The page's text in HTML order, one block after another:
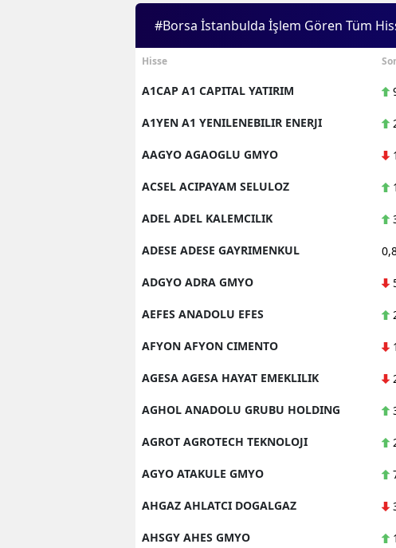
#Borsa İstanbulda İşlem Gören Tüm
Hisse
A1CAP A1 CAPITAL YATIRIM
A1YEN A1 YENILENEBILIR ENERJI
AAGYO AGAOGLU GMYO
ACSEL ACIPAYAM SELULOZ
ADEL ADEL KALEMCILIK
ADESE ADESE GAYRIMENKUL
ADGYO ADRA GMYO
AEFES ANADOLU EFES
AFYON AFYON CIMENTO
AGESA AGESA HAYAT EMEKLILIK
AGHOL ANADOLU GRUBU HOLDING
AGROT AGROTECH TEKNOLOJI
AGYO ATAKULE GMYO
AHGAZ AHLATCI DOGALGAZ
AHSGY AHES GMYO